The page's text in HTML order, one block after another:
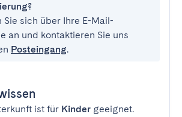
Sie sich über Ihre E-Mail-
an und kontaktieren Sie uns
Posteingang.
ist für Kinder geeignet.